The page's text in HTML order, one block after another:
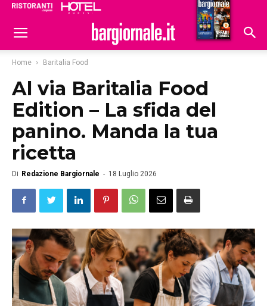
Hoteldomani
Home Baritalia Food
Al via Baritalia Food
Edition – La sfida del
panino. Manda la tua
ricetta
Di Redazione Bargiornale - 18 Luglio 2026